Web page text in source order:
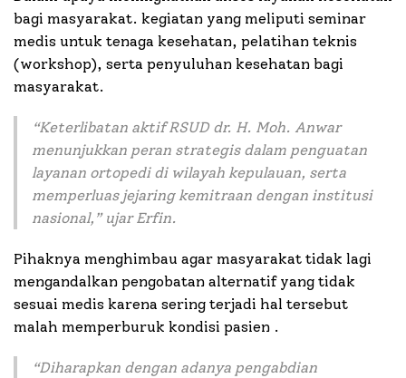
bagi masyarakat. kegiatan yang meliputi seminar
medis untuk tenaga kesehatan, pelatihan teknis
(workshop), serta penyuluhan kesehatan bagi
masyarakat.
“Keterlibatan aktif RSUD dr. H. Moh. Anwar
menunjukkan peran strategis dalam penguatan
layanan ortopedi di wilayah kepulauan, serta
memperluas jejaring kemitraan dengan institusi
nasional,” ujar Erfin.
Pihaknya menghimbau agar masyarakat tidak lagi
mengandalkan pengobatan alternatif yang tidak
sesuai medis karena sering terjadi hal tersebut
malah memperburuk kondisi pasien .
“Diharapkan dengan adanya pengabdian